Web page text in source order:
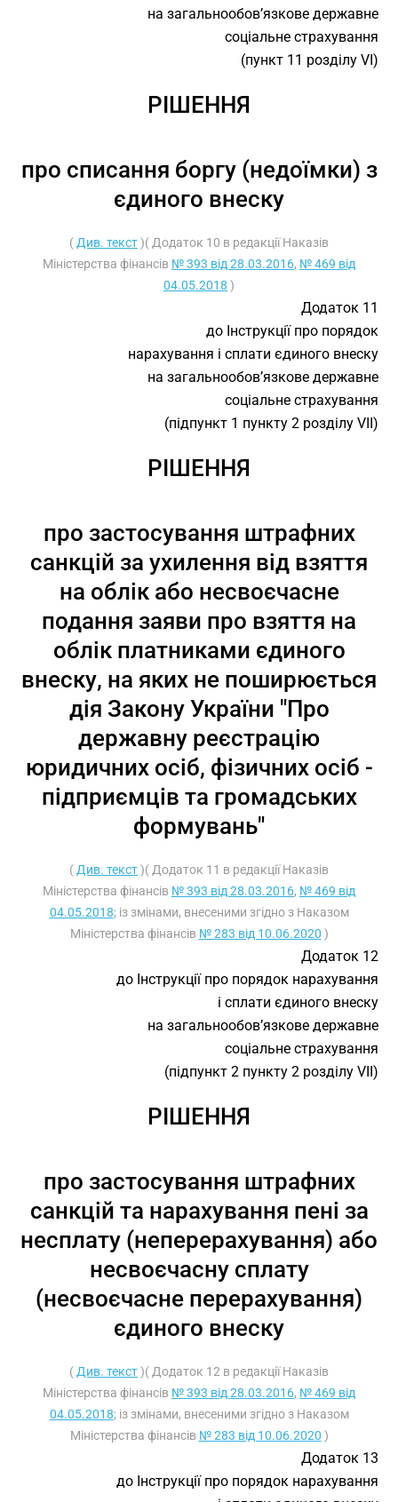
на загальнообов’язкове державне
соціальне страхування
(пункт 11 розділу VI)
РІШЕННЯ
про списання боргу (недоїмки) з
єдиного внеску
( Див. текст)( Додаток 10 в редакції Наказів
Міністерства фінансів № 393 від 28.03.2016, № 469 від
04.05.2018 )
Додаток 11
до Інструкції про порядок
нарахування і сплати єдиного внеску
на загальнообов’язкове державне
соціальне страхування
(підпункт 1 пункту 2 розділу VII)
РІШЕННЯ
про застосування штрафних
санкцій за ухилення від взяття
на облік або несвоєчасне
подання заяви про взяття на
облік платниками єдиного
внеску, на яких не поширюється
дія Закону України "Про
державну реєстрацію
юридичних осіб, фізичних осіб -
підприємців та громадських
формувань"
( Див. текст)( Додаток 11 в редакції Наказів
Міністерства фінансів № 393 від 28.03.2016, № 469 від
04.05.2018; із змінами, внесеними згідно з Наказом
Міністерства фінансів № 283 від 10.06.2020 )
Додаток 12
до Інструкції про порядок нарахування
і сплати єдиного внеску
на загальнообов’язкове державне
соціальне страхування
(підпункт 2 пункту 2 розділу VII)
РІШЕННЯ
про застосування штрафних
санкцій та нарахування пені за
несплату (неперерахування) або
несвоєчасну сплату
(несвоєчасне перерахування)
єдиного внеску
( Див. текст)( Додаток 12 в редакції Наказів
Міністерства фінансів № 393 від 28.03.2016, № 469 від
04.05.2018; із змінами, внесеними згідно з Наказом
Міністерства фінансів № 283 від 10.06.2020 )
Додаток 13
до Інструкції про порядок нарахування